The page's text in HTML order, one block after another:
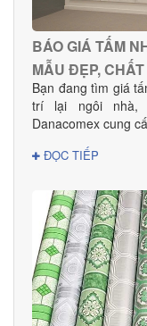
BÁO GIÁ TẤM
MẪU ĐẸP,
Bạn đang tìm giá
trí lại ngôi nhà,
Danacomex cung
ĐỌC TIẾP